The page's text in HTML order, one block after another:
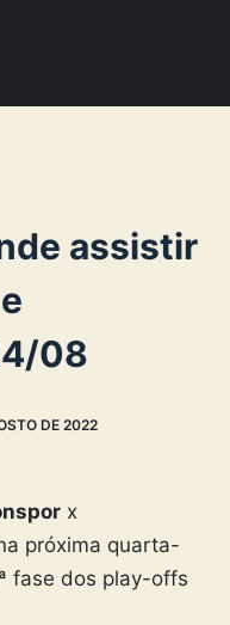
assistir
08
DE 2022
x
próxima quarta-
fase dos play-offs